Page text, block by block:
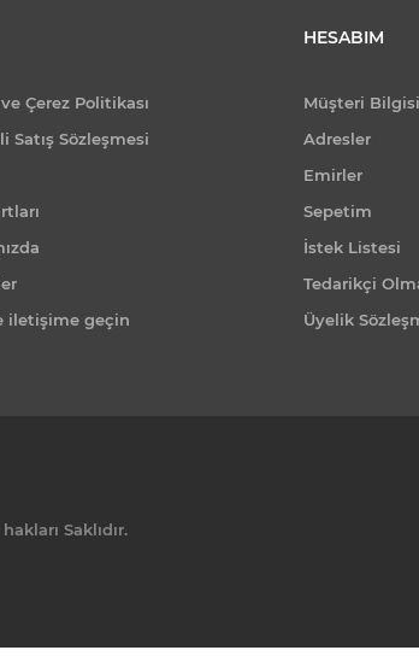
Çerez Politikası
Satış Sözleşmesi
iletişime geçin
HESABIM
Müşteri Bilgisi
Adresler
Emirler
Sepetim
İstek Listesi
Tedarikçi
Üyelik
Saklıdır.